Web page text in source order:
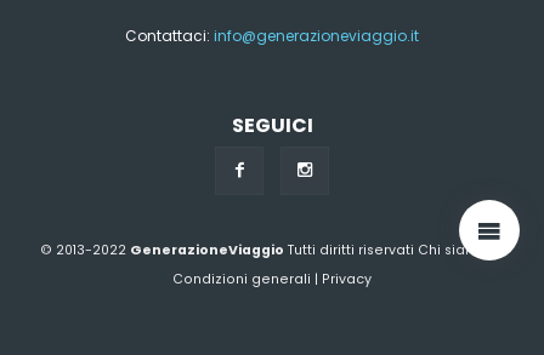
Contattaci: info@generazioneviaggio.it
SEGUICI
© 2013-2022 GenerazioneViaggio Tutti diritti riservati Chi siamo?
Condizioni generali | Privacy